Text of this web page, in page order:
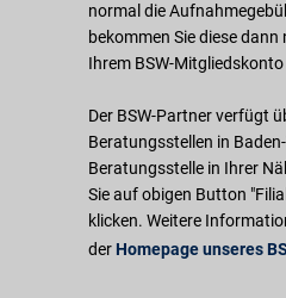
normal die
bekommen Sie diese
Ihrem BSW-
Der BSW-Partner verfügt
Beratungsstellen in
Beratungsstelle in Ihrer
Sie auf obigen Button
klicken. Weitere
der Homepage unseres